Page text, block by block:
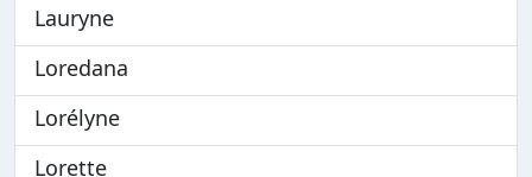
Lauryne
Loredana
Lorélyne
Lorette